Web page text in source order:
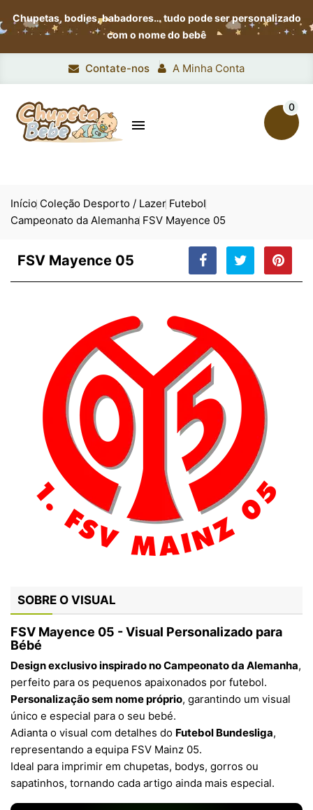
Chupetas, bodies, babadores…tudo pode ser personalizado
com o nome do bebê
Contate-nos A Minha Conta

0
Início Coleção Desporto / Lazer Futebol
Campeonato da Alemanha FSV Mayence 05
FSV Mayence 05
SOBRE O VISUAL
FSV Mayence 05 - Visual Personalizado para
Bébé
Design exclusivo inspirado no Campeonato da Alemanha,
perfeito para os pequenos apaixonados por futebol.
Personalização sem nome próprio, garantindo um visual
único e especial para o seu bebé.
Adianta o visual com detalhes do Futebol Bundesliga,
representando a equipa FSV Mainz 05.
Ideal para imprimir em chupetas, bodys, gorros ou
sapatinhos, tornando cada artigo ainda mais especial.